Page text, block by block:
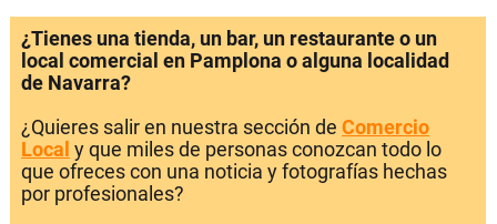
¿Tienes una tienda, un bar, un restaurante o un
local comercial en Pamplona o alguna localidad
de Navarra?
¿Quieres salir en nuestra sección de Comercio
Local y que miles de personas conozcan todo lo
que ofreces con una noticia y fotografías hechas
por profesionales?